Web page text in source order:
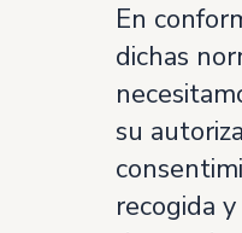
En
dichas
su
recogida